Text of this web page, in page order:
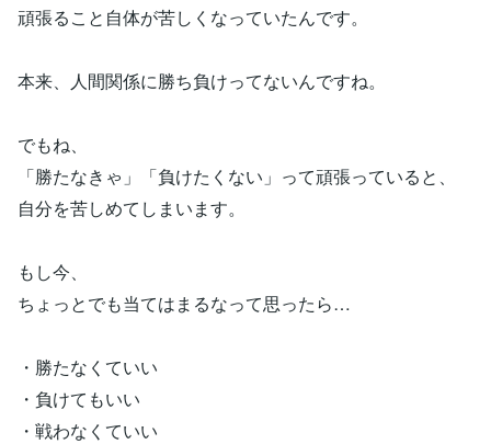
頑張ること自体が苦しくなっていたんです。
本来、人間関係に勝ち負けってないんですね。
でもね、
「勝たなきゃ」「負けたくない」って頑張っていると、
自分を苦しめてしまいます。
もし今、
ちょっとでも当てはまるなって思ったら…
・勝たなくていい
・負けてもいい
・戦わなくていい